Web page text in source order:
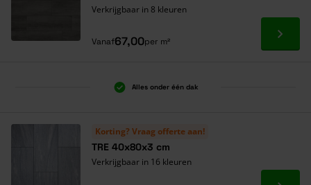
Verkrijgbaar in 8 kleuren
Vanaf67,00per m² Ga
Alles onder één dak
Korting? Vraag offerte aan!
TRE 40x80x3 cm
Verkrijgbaar in 16 kleuren